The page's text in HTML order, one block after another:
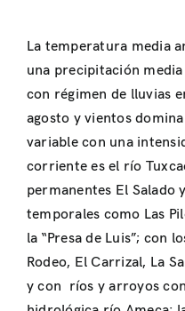
La temperatura media
una precipitación
con régimen de lluvias
agosto y vientos
variable con una
corriente es el río
permanentes El Salado
temporales como Las
la “Presa de Luis”; con
Rodeo, El Carrizal, La
y con ríos y arroyos